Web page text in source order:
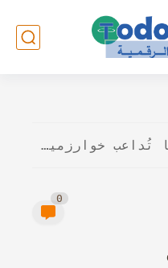
عندما تُداعب خوارزميات الذكاء الاصطناعي أوتار الإبداع: هل سيُنافس الروبوت...
0